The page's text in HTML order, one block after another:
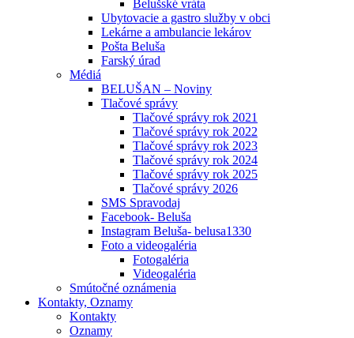
Belušské vráta
Ubytovacie a gastro služby v obci
Lekárne a ambulancie lekárov
Pošta Beluša
Farský úrad
Médiá
BELUŠAN – Noviny
Tlačové správy
Tlačové správy rok 2021
Tlačové správy rok 2022
Tlačové správy rok 2023
Tlačové správy rok 2024
Tlačové správy rok 2025
Tlačové správy 2026
SMS Spravodaj
Facebook- Beluša
Instagram Beluša- belusa1330
Foto a videogaléria
Fotogaléria
Videogaléria
Smútočné oznámenia
Kontakty, Oznamy
Kontakty
Oznamy